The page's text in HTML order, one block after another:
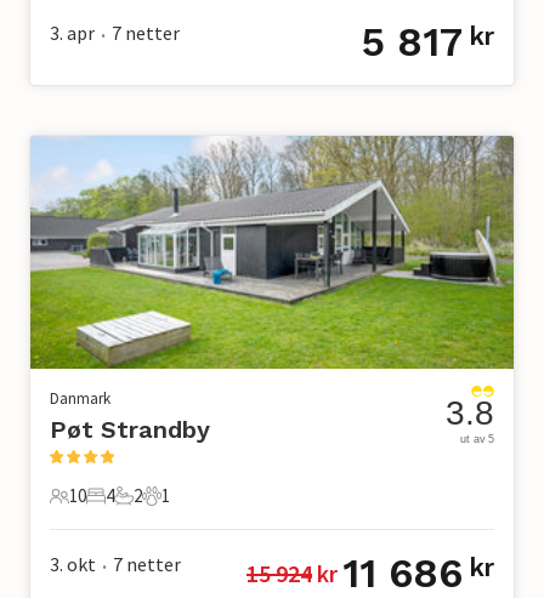
3. apr • 7 netter 5 817 kr
Danmark
Pøt Strandby
10 Gjester
10
4 Soverom
4
2 Bad
2
1 Kjæledyr
1
3.8
ut av 5
3. okt • 7 netter 15 924 kr 11 686 kr